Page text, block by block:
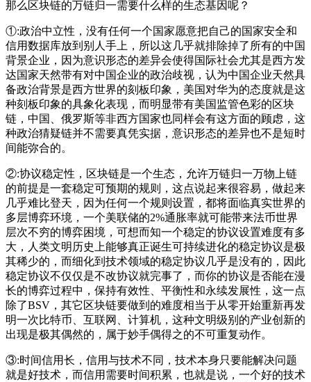
那么区块链的万链归一需要什么样的生态基因呢？
①:政治中立性，没有任何一个国家愿意把自己的国家安全和
信用数据库放到别人手上，所以这几乎就排除掉了所有的中国
背景企业，因为意识形态的差异会使得国际社会尤其是西方发
达国家天然带有对中国企业的政治歧视，认为中国企业天然具
备政治背景是西方世界的刻板印象，美国对华为的态度就是这
种刻板印象的具象化表现，而明显带有美国监管色彩的区块
链，中国、俄罗斯等非西方国家也同样会有这方面的顾虑，这
种政治猜疑链并不需要真凭实据，意识形态的差异也不是短时
间能弥合的。
②:协议稳定性，区块链是一个生态，允许万链归一万物上链
的前提是一套稳定可预期的规则，这点说起来很容易，做起来
几乎难比登天，因为任何一个规则设置，都将面临真实世界的
多层博弈环境，一个美联储的2%通胀率就可能带来法币世界
层次不穷的博弈困境，可想而知一个稳定的协议设置难度有多
大，人类文明历史上能够真正诞生可持续进化的稳定协议是极
其稀少的，而细化到技术领域的稳定协议几乎是没有的，因此
稳定协议不仅仅是不改协议就完事了，而你的协议是否能在漫
长的博弈过程中，保持有效性、平衡性和永续发展性，这一点
除了BSV，其它区块链要做到的难度相当于从零开始重新再发
明一次比特币、互联网、计算机，这种文明级别的产业创新的
出现是极其偶然的，属于妙手偶得之的不可重复动作。
③:时间信用长，信用与技术不同，技术本身只要能解决问题
就是好技术，而信用需要时间积累，也就是说，一个好的技术